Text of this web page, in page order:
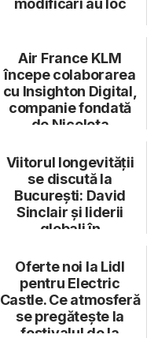
modificări au loc
Air France KLM
începe colaborarea
cu Insighton Digital,
companie fondată
de Nicoleta
Viitorul longevității
se discută la
București: David
Sinclair și liderii
globali în
Oferte noi la Lidl
pentru Electric
Castle. Ce atmosferă
se pregătește la
festivalul de la